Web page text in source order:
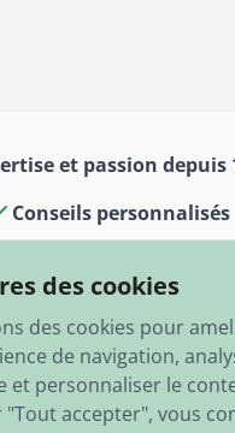
et passion depuis
Conseils personnalisés
boutique et notre musée
13 000 articles en stock
rapide dans le
des cookies
des cookies pour
de navigation,
et personnaliser le
accepter", vous